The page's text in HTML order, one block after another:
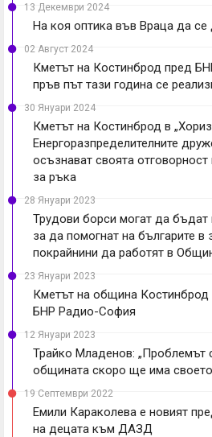
13 Декември 2024
На коя оптика във Враца да се
02 Август 2024
Кметът на Костинброд пред
пръв път тази година се
30 Януари 2024
Кметът на Костинброд в
Енергоразпределителните
осъзнават своята
за ръка
28 Януари 2023
Трудови борси могат да бъдат
за да помогнат на българите в
покрайнини да работят в
23 Януари 2023
Кметът на община
БНР Радио-София
12 Януари 2023
Трайко Младенов: „Проблемът
общината скоро ще има
19 Септември 2022
Емили Караколева е новият
на децата към ДАЗД